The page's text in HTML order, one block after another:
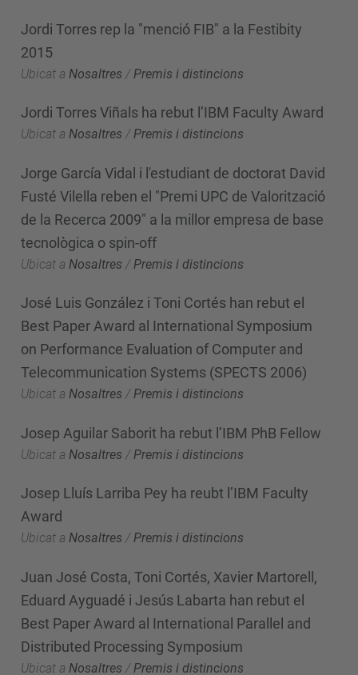
Jordi Torres rep la "menció FIB" a la Festibity
2015
Ubicat a Nosaltres / Premis i distincions
Jordi Torres Viñals ha rebut l’IBM Faculty Award
Ubicat a Nosaltres /Premis i distincions
Jorge García Vidal i l'estudiant de doctorat David
Fusté Vilella reben el "Premi UPC de Valorització
de la Recerca 2009" a la millor empresa de base
tecnològica o spin-off
Ubicat a Nosaltres / Premis i distincions
José Luis González i Toni Cortés han rebut el
Best Paper Award al International Symposium
on Performance Evaluation of Computer and
Telecommunication Systems (SPECTS 2006)
Ubicat a Nosaltres /Premis i distincions
Josep Aguilar Saborit ha rebut l’IBM PhB Fellow
Ubicat a Nosaltres / Premis i distincions
Josep Lluís Larriba Pey ha reubt l’IBM Faculty
Award
Ubicat a Nosaltres /Premis i distincions
Juan José Costa, Toni Cortés, Xavier Martorell,
Eduard Ayguadé i Jesús Labarta han rebut el
Best Paper Award al International Parallel and
Distributed Processing Symposium
Ubicat a Nosaltres / Premis i distincions